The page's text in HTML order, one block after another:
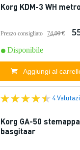
Korg KDM-3 WH
Prezzo consigliato 74,00 €
Disponibile
Aggiungi al
4
Korg GA-50
basgitaar